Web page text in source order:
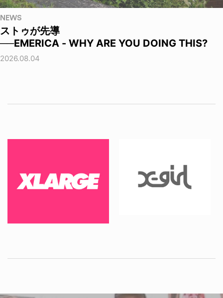
NEWS
ストゥが先導
──EMERICA - WHY ARE YOU DOING THIS?
2026.08.04